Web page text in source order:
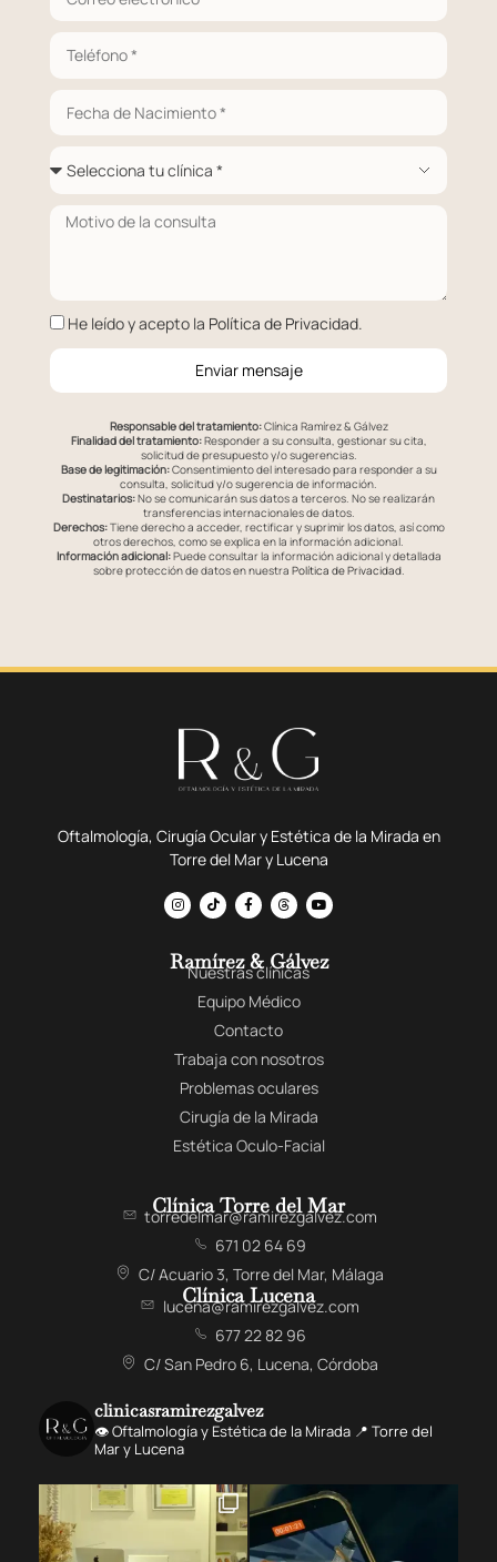
He leído y acepto la Política de Privacidad.
Enviar mensaje
Responsable del tratamiento:Clínica Ramírez & Gálvez
Finalidad del tratamiento:Responder a su consulta, gestionar su cita,
solicitud de presupuesto y/o sugerencias.
Base de legitimación:Consentimiento del interesado para responder a su
consulta, solicitud y/o sugerencia de información.
Destinatarios:No se comunicarán sus datos a terceros. No se realizarán
transferencias internacionales de datos.
Derechos:Tiene derecho a acceder, rectificar y suprimir los datos, así como
otros derechos, como se explica en la información adicional.
Información adicional:Puede consultar la información adicional y detallada
sobre protección de datos en nuestra Política de Privacidad.
Oftalmología, Cirugía Ocular y Estética de la Mirada en
Torre del Mar y Lucena
Ramírez & Gálvez
Nuestras clínicas
Equipo Médico
Contacto
Trabaja con nosotros
Problemas oculares
Cirugía de la Mirada
Estética Oculo-Facial
Clínica Torre del Mar
torredelmar@ramirezgalvez.com
671 02 64 69
C/ Acuario 3, Torre del Mar, Málaga
Clínica Lucena
lucena@ramirezgalvez.com
677 22 82 96
C/ San Pedro 6, Lucena, Córdoba
clinicasramirezgalvez
👁️ Oftalmología y Estética de la Mirada 📍 Torre del
Mar y Lucena